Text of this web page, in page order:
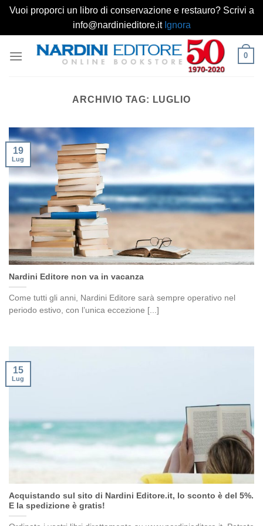
Vuoi proporci un libro di conservazione e restauro? Scrivi a
info@nardinieditore.it Ignora
0
ARCHIVIO TAG: LUGLIO
Nardini Editore non va in vacanza
Come tutti gli anni, Nardini Editore sarà sempre operativo nel
periodo estivo, con l’unica eccezione [...]
19
Lug
Acquistando sul sito di Nardini Editore.it, lo sconto è del 5%.
E la spedizione è gratis!
15
Lug